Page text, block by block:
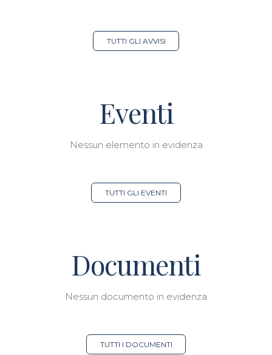
TUTTI GLI AVVISI
Eventi
Nessun elemento in evidenza
TUTTI GLI EVENTI
Documenti
Nessun documento in evidenza
TUTTI I DOCUMENTI